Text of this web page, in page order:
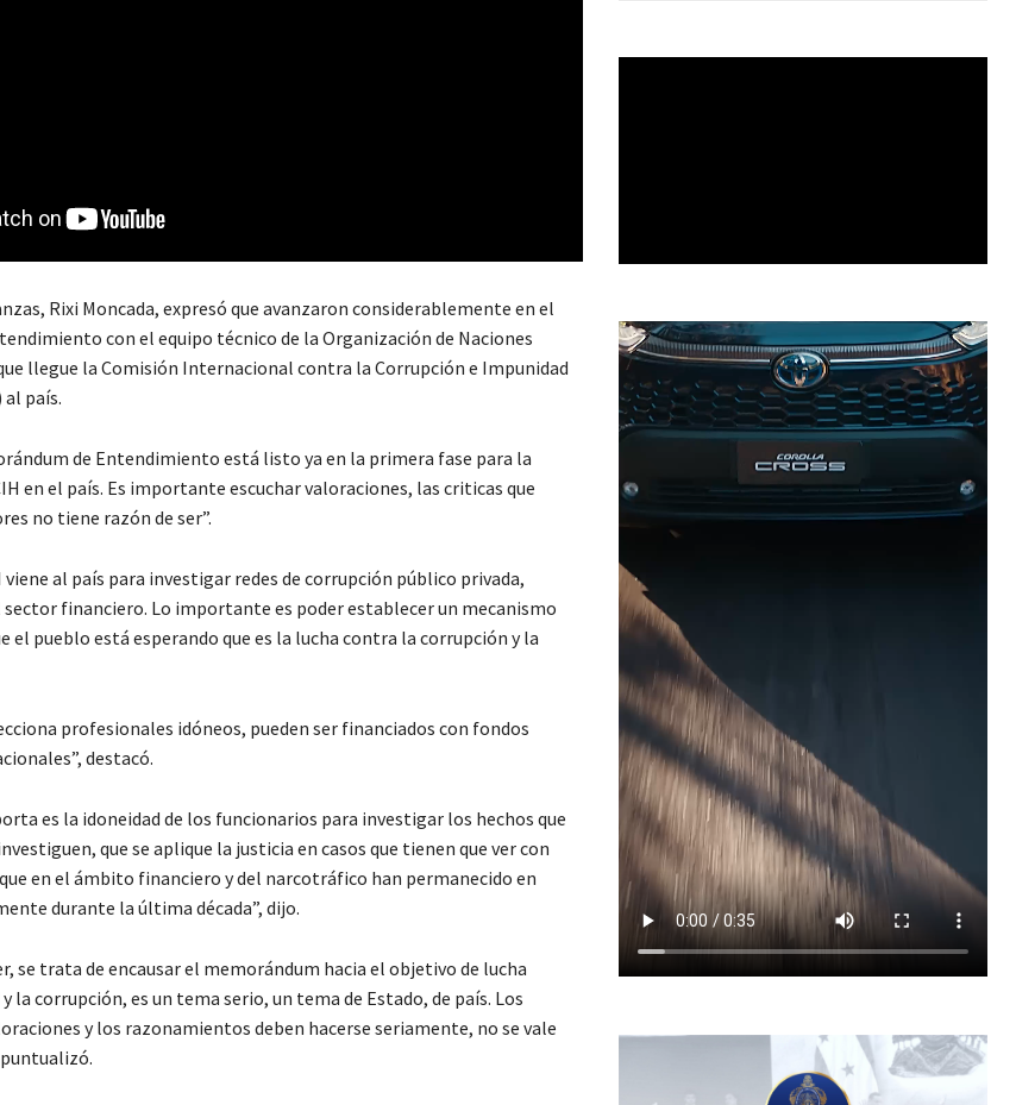
Rixi Moncada, expresó que avanzaron considerablemente en el
con el equipo técnico de la Organización de Naciones
llegue la Comisión Internacional contra la Corrupción e Impunidad
al país.
de Entendimiento está listo ya en la primera fase para la
en el país. Es importante escuchar valoraciones, las criticas que
no tiene razón de ser”.
viene al país para investigar redes de corrupción público privada,
financiero. Lo importante es poder establecer un mecanismo
el pueblo está esperando que es la lucha contra la corrupción y la
profesionales idóneos, pueden ser financiados con fondos
destacó.
es la idoneidad de los funcionarios para investigar los hechos que
que se aplique la justicia en casos que tienen que ver con
en el ámbito financiero y del narcotráfico han permanecido en
durante la última década”, dijo.
se trata de encausar el memorándum hacia el objetivo de lucha
la corrupción, es un tema serio, un tema de Estado, de país. Los
y los razonamientos deben hacerse seriamente, no se vale